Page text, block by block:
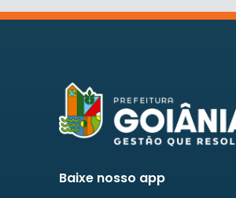
Baixe nosso app